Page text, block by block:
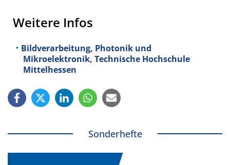
Weitere Infos
Bildverarbeitung, Photonik und
Mikroelektronik, Technische Hochschule
Mittelhessen
Sonderhefte